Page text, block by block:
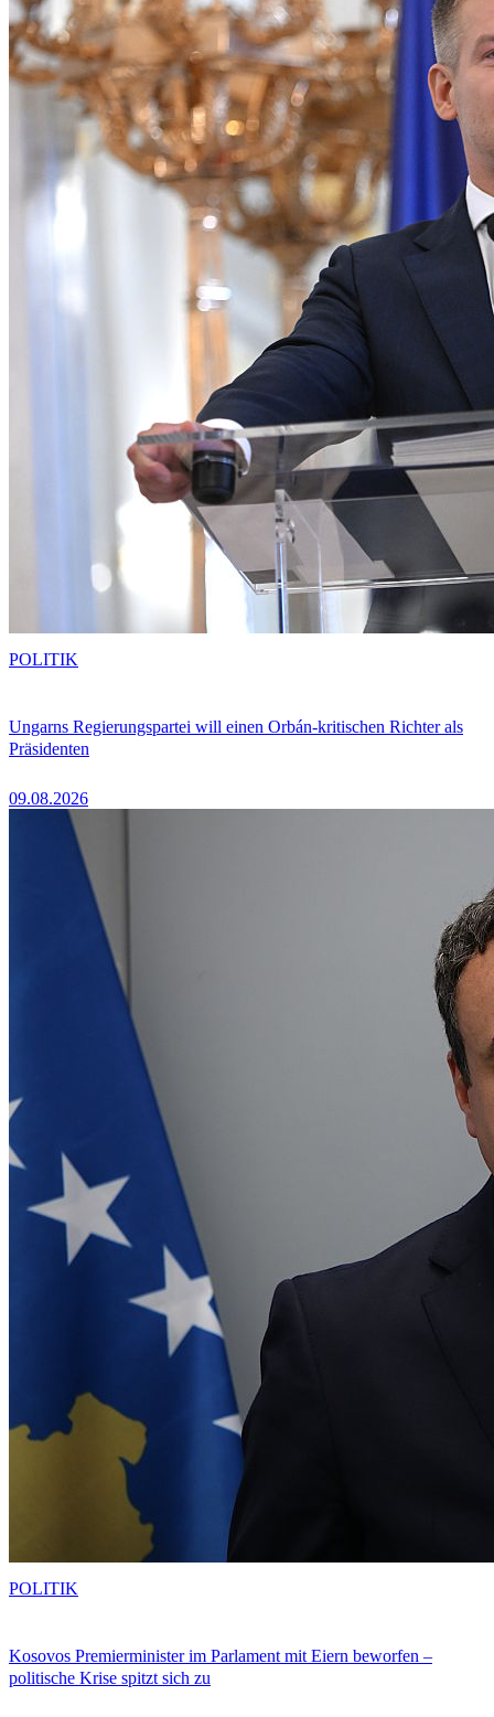
Ungarns Regierungspartei will einen Orbán-kritischen Richter als
Präsidenten
09.08.2026
POLITIK
Kosovos Premierminister im Parlament mit Eiern beworfen –
politische Krise spitzt sich zu
POLITIK